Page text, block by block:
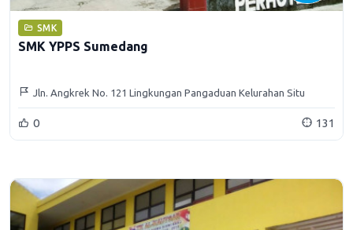
SMK
SMK YPPS Sumedang
Jln. Angkrek No. 121 Lingkungan Pangaduan Kelurahan Situ
Kecamatan Sumedang Utara Kabupaten Sumedang
0 131